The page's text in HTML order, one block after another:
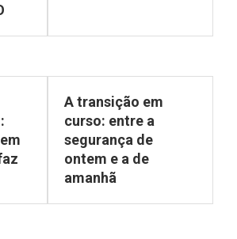
A transição em
curso: entre a
segurança de
ontem e a de
amanhã